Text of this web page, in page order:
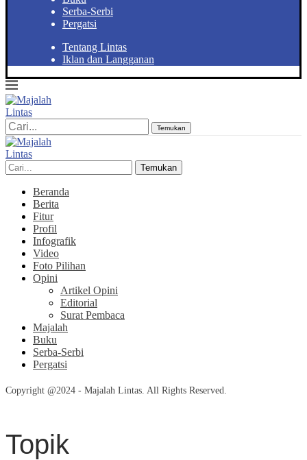
Serba-Serbi
Pergatsi
Tentang Lintas
Iklan dan Langganan
Temukan
Temukan
Beranda
Berita
Fitur
Profil
Infografik
Video
Foto Pilihan
Opini
Artikel Opini
Editorial
Surat Pembaca
Majalah
Buku
Serba-Serbi
Pergatsi
Copyright @2024 - Majalah Lintas. All Rights Reserved.
Topik